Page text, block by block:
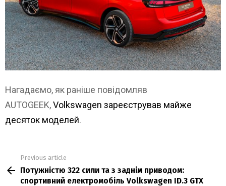
Нагадаємо, як раніше повідомляв
AUTOGEEK,Volkswagen зареєстрував майже
десяток моделей.
more
Previous article
Потужністю 322 сили та з заднім приводом:
спортивний електромобіль Volkswagen ID.3 GTX